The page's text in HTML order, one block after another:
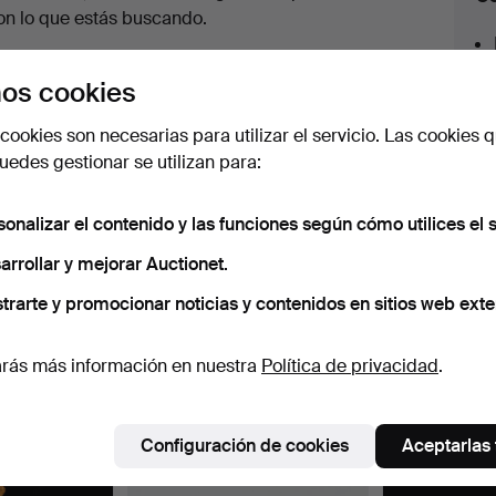
lo que estás buscando.
tan pronto como dispongamos del lote.
archivo que coinciden con tu
cookies
son necesarias para utilizar el servicio. Las cookies
gestionar se utilizan para:
el contenido y las funciones según cómo utilices el
y mejorar Auctionet.
y promocionar noticias y contenidos en sitios web
más información en nuestra Política de privacidad.
Configuración de cookies Aceptarlas